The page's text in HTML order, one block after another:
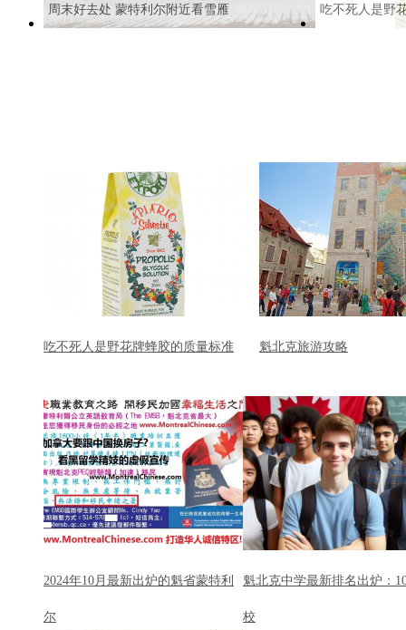
周末好去处 蒙特利尔附近看雪雁 吃不死人是野
吃不死人是野花牌蜂胶的质量标准 魁北克旅游攻略
2024年10月最新出炉的魁省蒙特利
尔
魁北克中学最新排名出炉：
校